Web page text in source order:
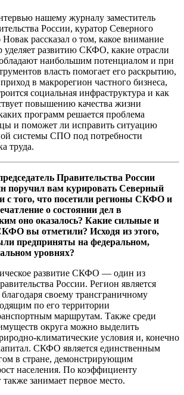
нашему журналу заместитель
России, куратор Северного
рассказал о том, какое внимание
уделяет развитию СКФО, какие отрасли
наибольшим потенциалом и при
власть помогает его раскрытию,
в макрорегион частного бизнеса,
социальная инфраструктура и как
повышению качества жизни
программ решается проблема
и поможет ли исправить ситуацию
системы СПО под потребности
труда.
Правительства России
поручил вам курировать Северный
с того, что посетили регионы СКФО и
о состоянии дел в
оно оказалось? Какие сильные и
вы отметили? Исходя из этого,
предприняты на федеральном,
уровнях?
развитие СКФО — один из
России. Регион является
своему трансграничному
по его территории
маршрутам. Также среди
округа можно выделить
климатические условия и, конечно
СКФО является единственным
в стране, демонстрирующим
населения. По коэффициенту
занимает первое место.